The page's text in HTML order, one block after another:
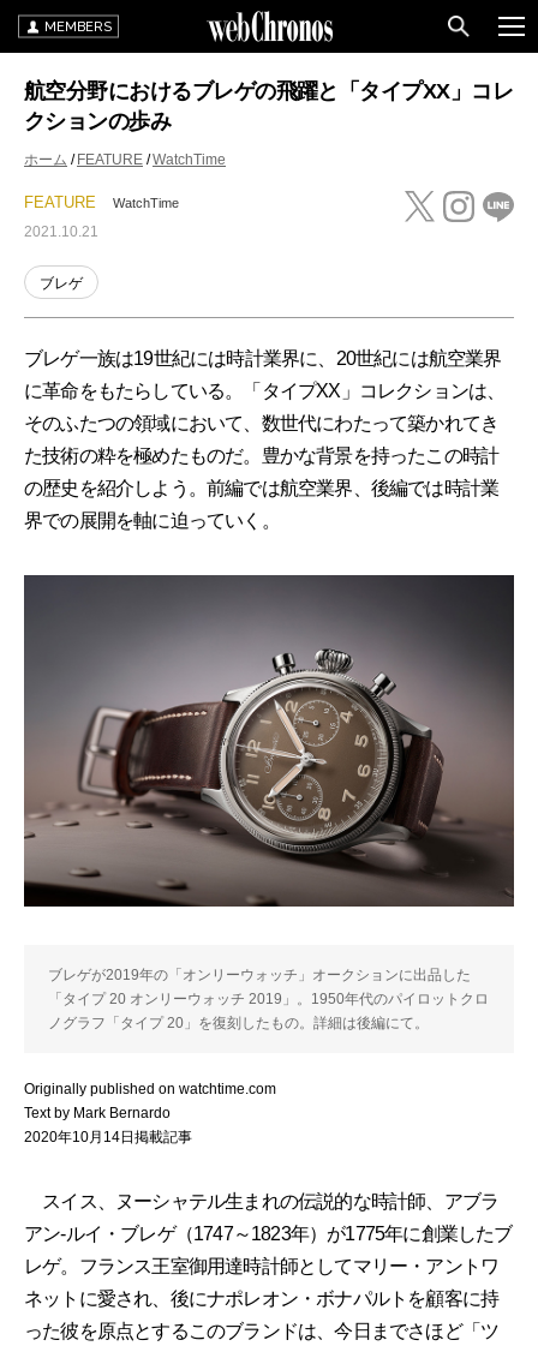
MEMBERS
航空分野におけるブレゲの飛躍と「タイプXX」コレ
クションの歩み
ホーム FEATURE WatchTime
FEATURE WatchTime
2021.10.21
ブレゲ
ブレゲ一族は19世紀には時計業界に、20世紀には航空業界
に革命をもたらしている。「タイプXX」コレクションは、
そのふたつの領域において、数世代にわたって築かれてき
た技術の粋を極めたものだ。豊かな背景を持ったこの時計
の歴史を紹介しよう。前編では航空業界、後編では時計業
界での展開を軸に迫っていく。
ブレゲが2019年の「オンリーウォッチ」オークションに出品した
「タイプ 20 オンリーウォッチ 2019」。1950年代のパイロットクロ
ノグラフ「タイプ 20」を復刻したもの。詳細は後編にて。
Originally published on watchtime.com
Text by Mark Bernardo
2020年10月14日掲載記事
スイス、ヌーシャテル生まれの伝説的な時計師、アブラ
アン-ルイ・ブレゲ（1747～1823年）が1775年に創業したブ
レゲ。フランス王室御用達時計師としてマリー・アントワ
ネットに愛され、後にナポレオン・ボナパルトを顧客に持
った彼を原点とするこのブランドは、今日までさほど「ツ